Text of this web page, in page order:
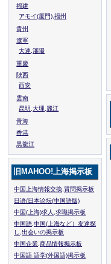
福建
アモイ(厦門),福州
貴州
遼寧
大連,瀋陽
重慶
陜西
西安
雲南
昆明,大理,麗江
青海
香港
黒龍江
旧MAHOO!上海掲示板
中国上海情報交換,質問掲示板
日语/日本论坛(中国語版)
中国(上海)求人,求職掲示板
中国語,中国(上海など）友達探
し,出会いの掲示板
中国企業,商品情報掲示板
中国語.語学(外国語)掲示板